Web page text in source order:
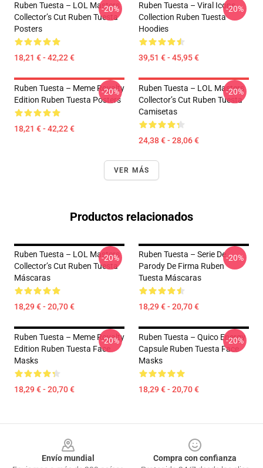
Ruben Tuesta – LOL Masters
Collector’s Cut Ruben Tuesta
Posters
18,21 € - 42,22 €
-20%
Ruben Tuesta – Viral Icons
Collection Ruben Tuesta
Hoodies
39,51 € - 45,95 €
-20%
Ruben Tuesta – Meme Royalty
Edition Ruben Tuesta Posters
18,21 € - 42,22 €
-20%
Ruben Tuesta – LOL Masters
Collector’s Cut Ruben Tuesta
Camisetas
24,38 € - 28,06 €
-20%
VER MÁS
Productos relacionados
Ruben Tuesta – LOL Masters
Collector’s Cut Ruben Tuesta
Máscaras
18,29 € - 20,70 €
-20%
Ruben Tuesta – Serie De
Parody De Firma Ruben
Tuesta Máscaras
18,29 € - 20,70 €
-20%
Ruben Tuesta – Meme Royalty
Edition Ruben Tuesta Face
Masks
18,29 € - 20,70 €
-20%
Ruben Tuesta – Quico Energy
Capsule Ruben Tuesta Face
Masks
18,29 € - 20,70 €
-20%
Envío mundial
Compra con confianza